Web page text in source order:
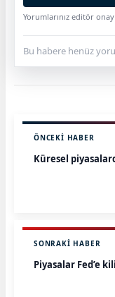
Yorumlarınız editör
Bu habere henüz
ÖNCEKI HABER
Küresel
SONRAKI HABER
Piyasalar Fed’e